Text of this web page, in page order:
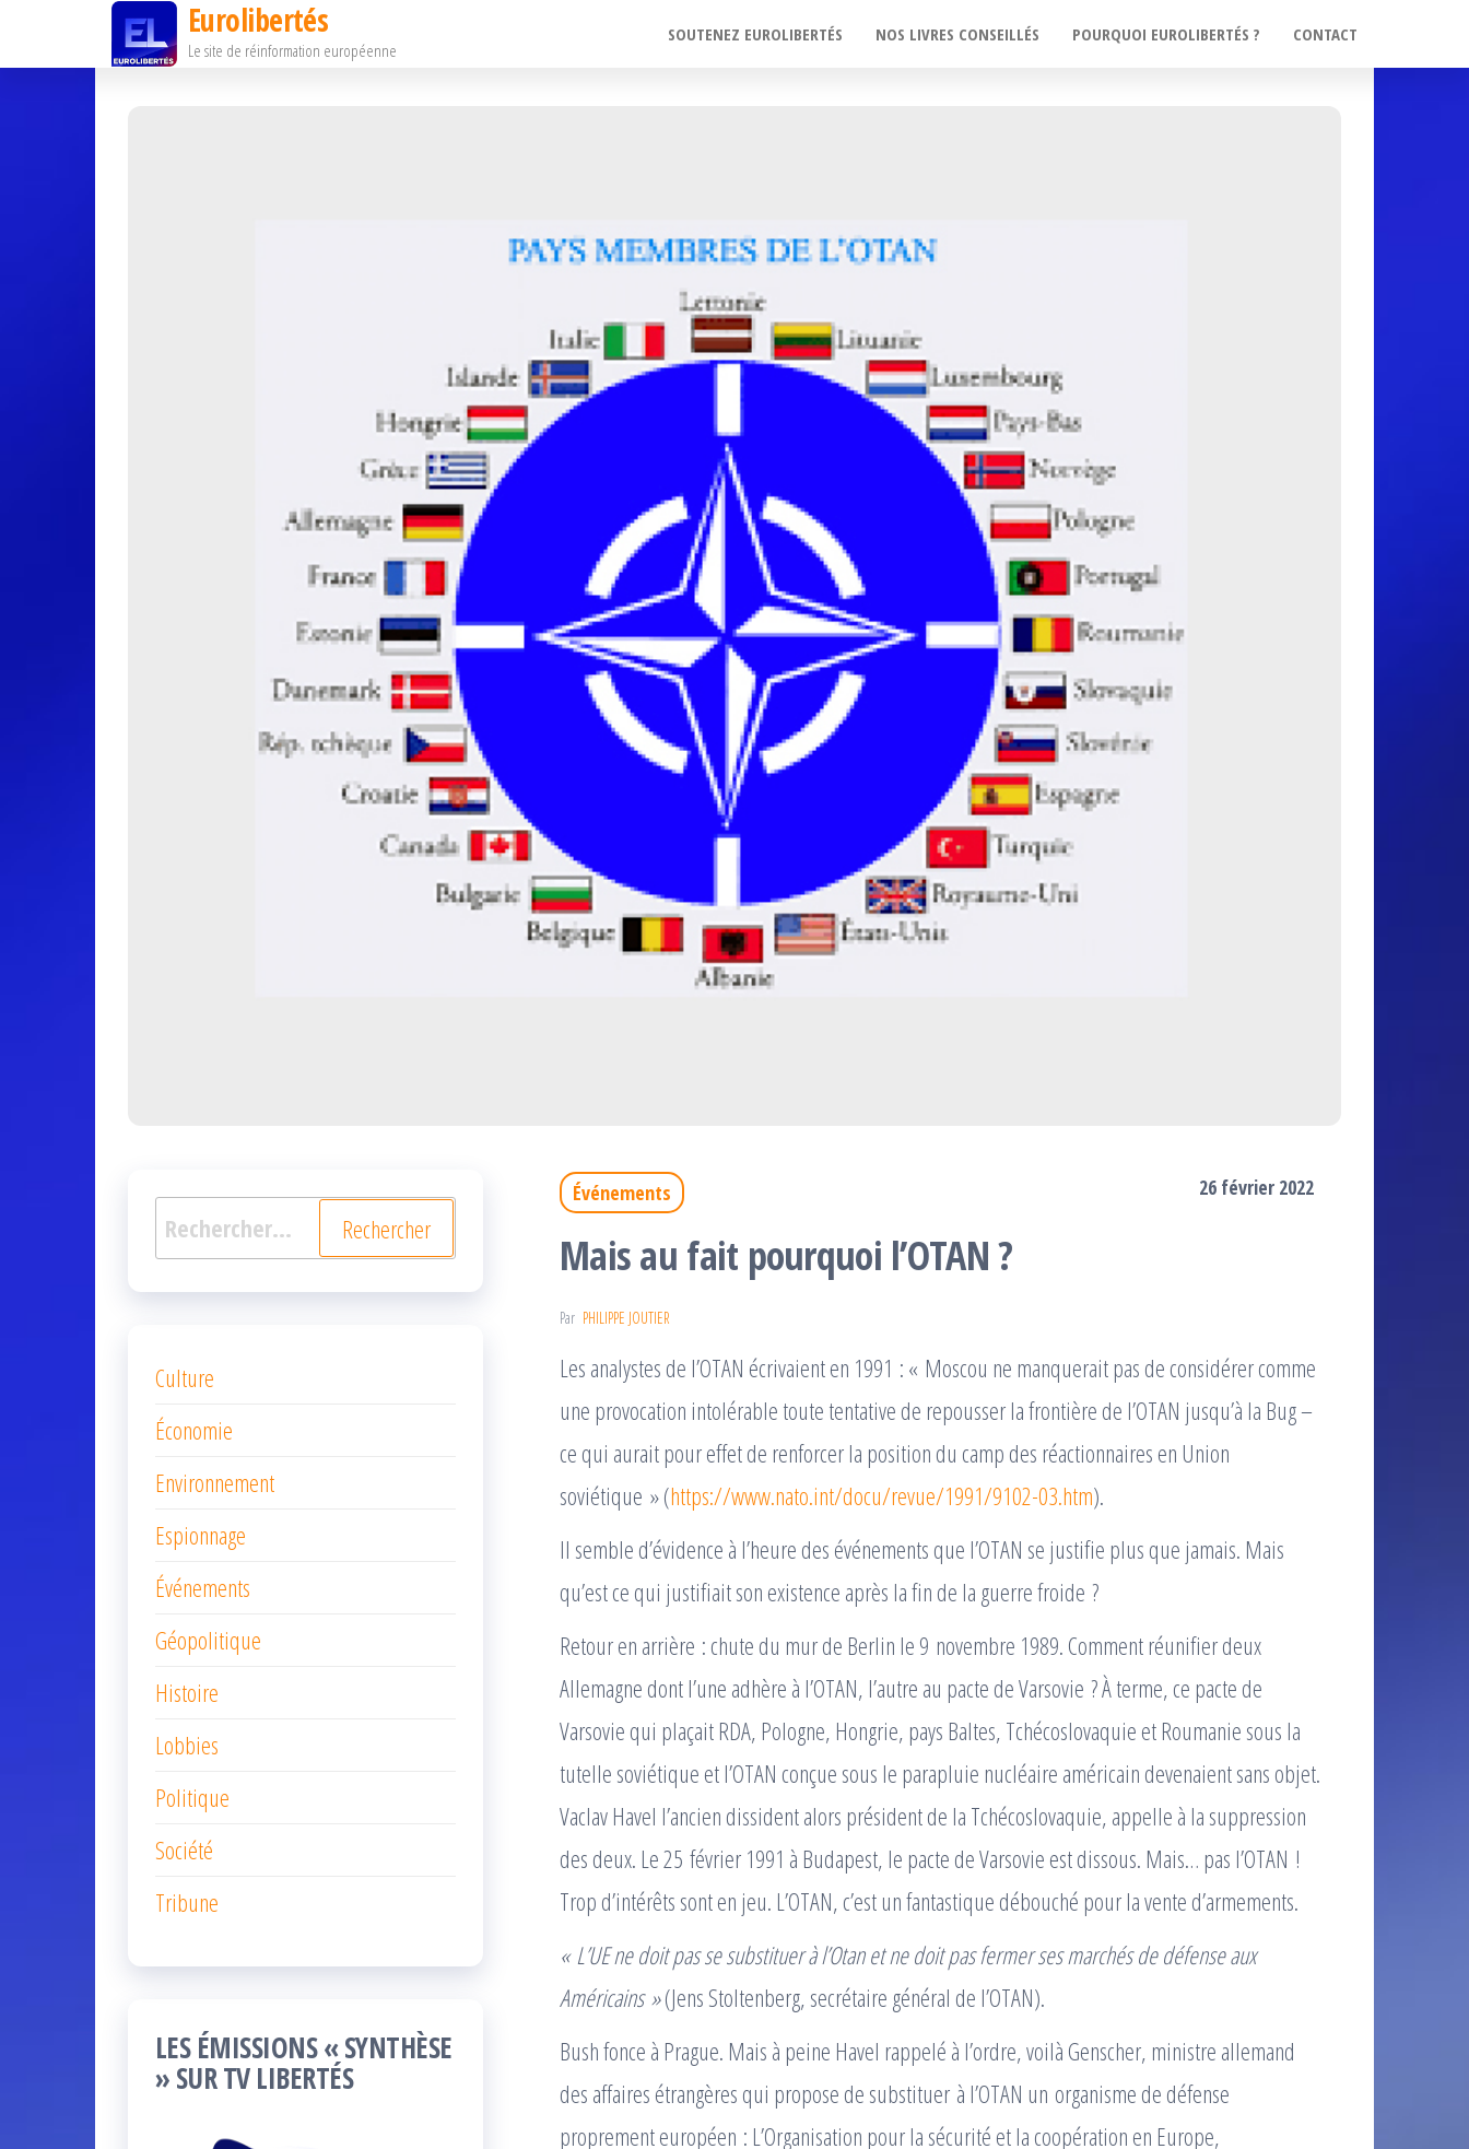
ce
Eurolibertés
Le site de réinformation européenne
SOUTENEZ EUROLIBERTÉS NOS LIVRES CONSEILLÉS POURQUOI EUROLIBERTÉS ? CONTACT
Événements 26 février 2022
Mais au fait pourquoi l’OTAN ?
Par PHILIPPE JOUTIER
Les analystes de l’OTAN écrivaient en 1991 : « Moscou ne manquerait pas de considérer comme
une provocation intolérable toute tentative de repousser la frontière de l’OTAN jusqu’à la Bug –
ce qui aurait pour effet de renforcer la position du camp des réactionnaires en Union
soviétique » (https://www.nato.int/docu/revue/1991/9102-03.htm).
Il semble d’évidence à l’heure des événements que l’OTAN se justifie plus que jamais. Mais
qu’est ce qui justifiait son existence après la fin de la guerre froide ?
Retour en arrière : chute du mur de Berlin le 9 novembre 1989. Comment réunifier deux
Allemagne dont l’une adhère à l’OTAN, l’autre au pacte de Varsovie ? À terme, ce pacte de
Varsovie qui plaçait RDA, Pologne, Hongrie, pays Baltes, Tchécoslovaquie et Roumanie sous la
tutelle soviétique et l’OTAN conçue sous le parapluie nucléaire américain devenaient sans objet.
Vaclav Havel l’ancien dissident alors président de la Tchécoslovaquie, appelle à la suppression
des deux. Le 25 février 1991 à Budapest, le pacte de Varsovie est dissous. Mais… pas l’OTAN !
Trop d’intérêts sont en jeu. L’OTAN, c’est un fantastique débouché pour la vente d’armements.
« L’UE ne doit pas se substituer à l’Otan et ne doit pas fermer ses marchés de défense aux
Américains »(Jens Stoltenberg, secrétaire général de l’OTAN).
Bush fonce à Prague. Mais à peine Havel rappelé à l’ordre, voilà Genscher, ministre allemand
des affaires étrangères qui propose de substituer à l’OTAN un organisme de défense
proprement européen : L’Organisation pour la sécurité et la coopération en Europe,
Rechercher :
Culture
Économie
Environnement
Espionnage
Événements
Géopolitique
Histoire
Lobbies
Politique
Société
Tribune
LES ÉMISSIONS « SYNTHÈSE
» SUR TV LIBERTÉS